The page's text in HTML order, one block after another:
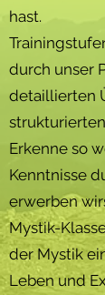
hast.
durch unser
detaillierten
Erkenne so
Kenntnisse
erwerben
Mystik-
der Mystik
Leben und